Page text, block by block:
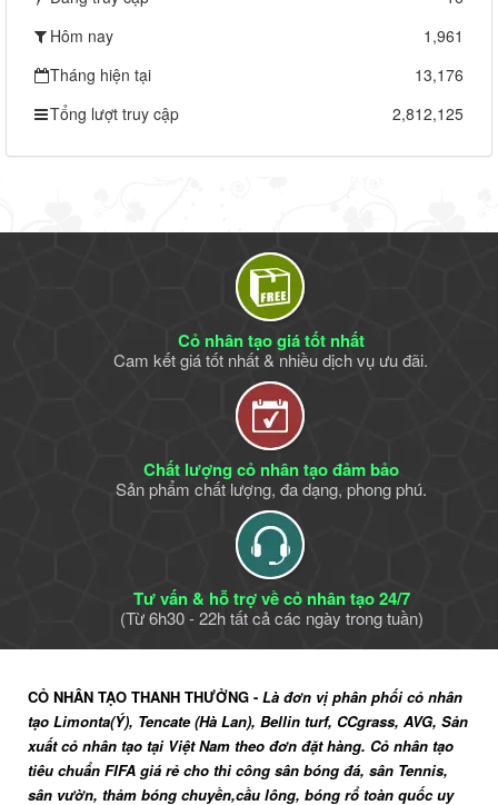
Hôm nay
1,961
Tháng hiện tại
13,176
Tổng lượt truy cập
2,812,125
Cỏ nhân tạo giá tốt nhất
Cam kết giá tốt nhất & nhiều dịch vụ ưu đãi.
Chất lượng cỏ nhân tạo đảm bảo
Sản phẩm chất lượng, đa dạng, phong phú.
Tư vấn & hỗ trợ về cỏ nhân tạo 24/7
(Từ 6h30 - 22h tất cả các ngày trong tuần)
CỎ NHÂN TẠO THANH THƯỞNG - Là đơn vị phân phối cỏ nhân
tạo Limonta(Ý), Tencate (Hà Lan), Bellin turf, CCgrass, AVG, Sản
xuất cỏ nhân tạo tại Việt Nam theo đơn đặt hàng. Cỏ nhân tạo
tiêu chuẩn FIFA giá rẻ cho thi công sân bóng đá, sân Tennis,
sân vườn, thảm bóng chuyền,cầu lông, bóng rổ toàn quốc uy